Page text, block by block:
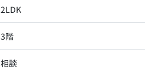
2LDK
3階
相談